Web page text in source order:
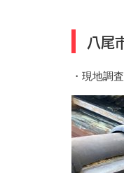
八尾
・現地調査